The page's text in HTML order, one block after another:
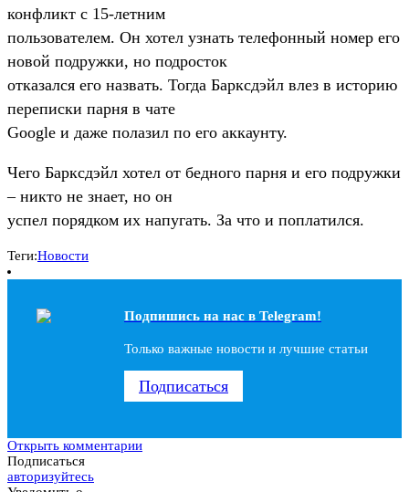
конфликт с 15-летним
пользователем. Он хотел узнать телефонный номер его
новой подружки, но подросток
отказался его назвать. Тогда Барксдэйл влез в историю
переписки парня в чате
Google и даже полазил по его аккаунту.
Чего Барксдэйл хотел от бедного парня и его подружки
– никто не знает, но он
успел порядком их напугать. За что и поплатился.
Теги:Новости
Подпишись на наc в Telegram!
Только важные новости и лучшие статьи
Подписаться
Открыть комментарии
Подписаться
авторизуйтесь